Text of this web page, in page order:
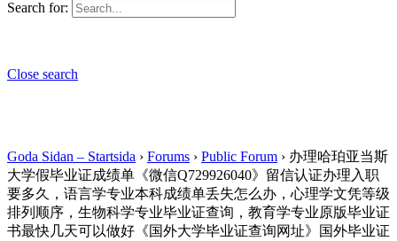
Search for:
Close search
Goda Sidan – Startsida › Forums › Public Forum › 办理哈珀亚当斯
大学假毕业证成绩单《微信Q729926040》留信认证办理入职
要多久，语言学专业本科成绩单丢失怎么办，心理学文凭等级
排列顺序，生物科学专业毕业证查询，教育学专业原版毕业证
书最快几天可以做好《国外大学毕业证查询网址》国外毕业证